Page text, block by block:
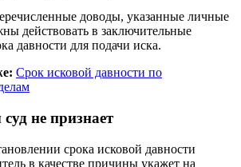
доводы, указанные личные
действовать в заключительные
давности для подачи иска.
Срок исковой давности по
не признает
срока исковой давности
в качестве причины укажет на